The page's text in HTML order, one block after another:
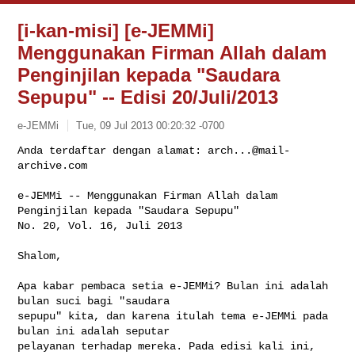
[i-kan-misi] [e-JEMMi]
Menggunakan Firman Allah dalam
Penginjilan kepada "Saudara
Sepupu" -- Edisi 20/Juli/2013
e-JEMMi Tue, 09 Jul 2013 00:20:32 -0700
Anda terdaftar dengan alamat: arch...@mail-
archive.com
e-JEMMi -- Menggunakan Firman Allah dalam
Penginjilan kepada "Saudara Sepupu"
No. 20, Vol. 16, Juli 2013
Shalom,
Apa kabar pembaca setia e-JEMMi? Bulan ini adalah
bulan suci bagi "saudara
sepupu" kita, dan karena itulah tema e-JEMMi pada
bulan ini adalah seputar
pelayanan terhadap mereka. Pada edisi kali ini,